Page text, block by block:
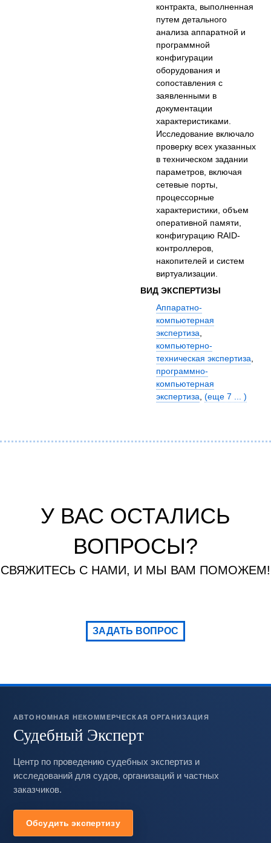
контракта, выполненная
путем детального
анализа аппаратной и
программной
конфигурации
оборудования и
сопоставления с
заявленными в
документации
характеристиками.
Исследование включало
проверку всех указанных
в техническом задании
параметров, включая
сетевые порты,
процессорные
характеристики, объем
оперативной памяти,
конфигурацию RAID-
контроллеров,
накопителей и систем
виртуализации.
ВИД ЭКСПЕРТИЗЫ
Аппаратно-
компьютерная
экспертиза,
компьютерно-
техническая экспертиза,
программно-
компьютерная
экспертиза,(еще 7 ... )
У ВАС ОСТАЛИСЬ
ВОПРОСЫ?
СВЯЖИТЕСЬ С НАМИ, И МЫ ВАМ ПОМОЖЕМ!
ЗАДАТЬ ВОПРОС
АВТОНОМНАЯ НЕКОММЕРЧЕСКАЯ ОРГАНИЗАЦИЯ
Судебный Эксперт
Центр по проведению судебных экспертиз и
исследований для судов, организаций и частных
заказчиков.
Обсудить экспертизу